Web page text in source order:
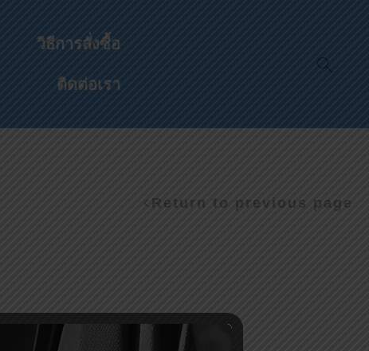
วิธีการสั่งซื้อ
ติดต่อเรา
Return to previous page